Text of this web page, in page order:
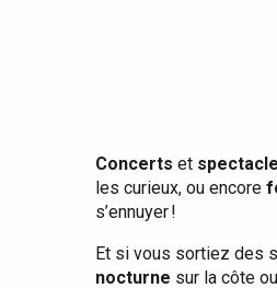
Concerts et
les curieux, ou encore
s’ennuyer !
Et si vous sortiez des
nocturne sur la côte